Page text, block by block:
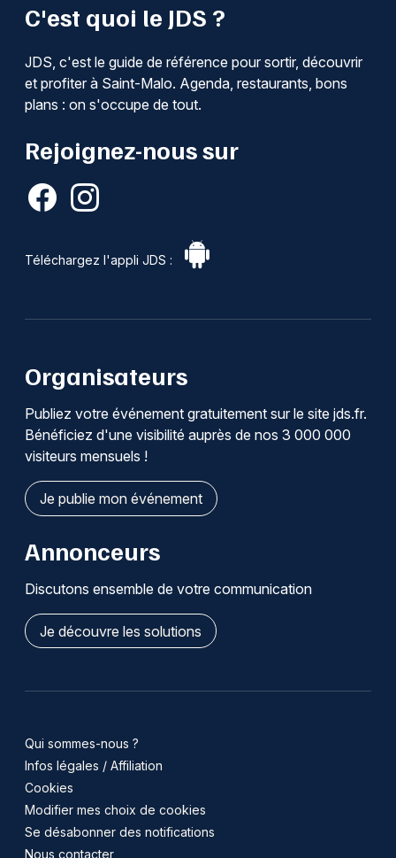
C'est quoi le JDS ?
JDS, c'est le guide de référence pour sortir, découvrir
et profiter à Saint-Malo. Agenda, restaurants, bons
plans : on s'occupe de tout.
Rejoignez-nous sur
Téléchargez l'appli JDS :
Organisateurs
Publiez votre événement gratuitement sur le site jds.fr.
Bénéficiez d'une visibilité auprès de nos 3 000 000
visiteurs mensuels !
Je publie mon événement
Annonceurs
Discutons ensemble de votre communication
Je découvre les solutions
Qui sommes-nous ?
Infos légales / Affiliation
Cookies
Modifier mes choix de cookies
Se désabonner des notifications
Nous contacter